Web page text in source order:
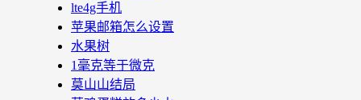
lte4g手机
苹果邮箱怎么设置
水果树
1毫克等于微克
莫山山结局